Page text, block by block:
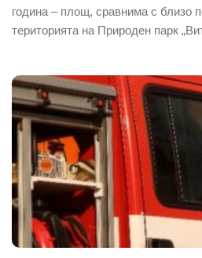
година – площ, сравнима с близо
територията на Природен парк